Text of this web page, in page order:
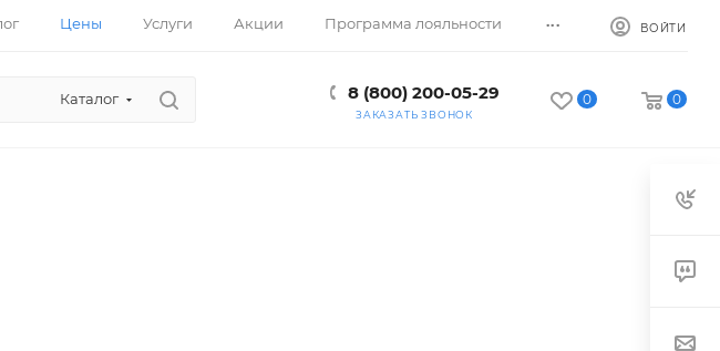
Цены Услуги Акции Программа лояльности ... ВОЙТИ
Каталог 8 (800) 200-05-29
ЗАКАЗАТЬ ЗВОНОК
0 0